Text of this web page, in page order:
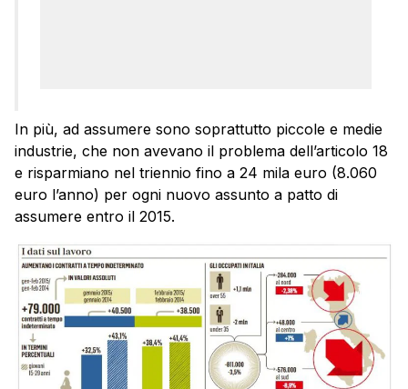
In più, ad assumere sono soprattutto piccole e medie
industrie, che non avevano il problema dell’articolo 18
e risparmiano nel triennio fino a 24 mila euro (8.060
euro l’anno) per ogni nuovo assunto a patto di
assumere entro il 2015.